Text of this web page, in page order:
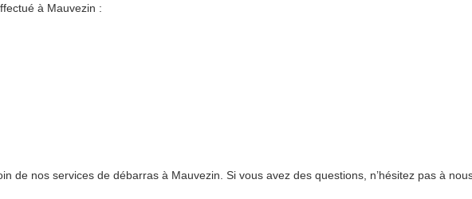
à Mauvezin :
de nos services de débarras à Mauvezin. Si vous avez des questions, n’hésitez pas à